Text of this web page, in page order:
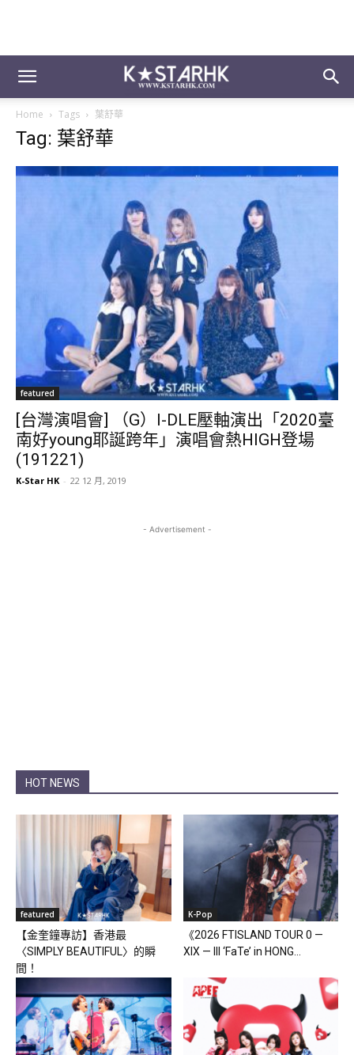
Home Tags 葉舒華
Tag: 葉舒華
featured
[台灣演唱會] （G）I-DLE壓軸演出「2020臺
南好young耶誕跨年」演唱會熱HIGH登場
(191221)
K-Star HK - 22 12 月, 2019
- Advertisement -
HOT NEWS
featured
【金奎鐘專訪】香港最
〈SIMPLY BEAUTIFUL〉的瞬
間！
K-Pop
《2026 FTISLAND TOUR 0 —
XIX — III ‘FaTe’ in HONG...